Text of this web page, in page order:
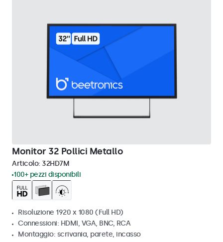
Monitor 32 Pollici Metallo
Articolo: 32HD7M
100+ pezzi disponibili
Risoluzione 1920 x 1080 (Full HD)
Connessioni: HDMI, VGA, BNC, RCA
Montaggio: scrivania, parete, incasso